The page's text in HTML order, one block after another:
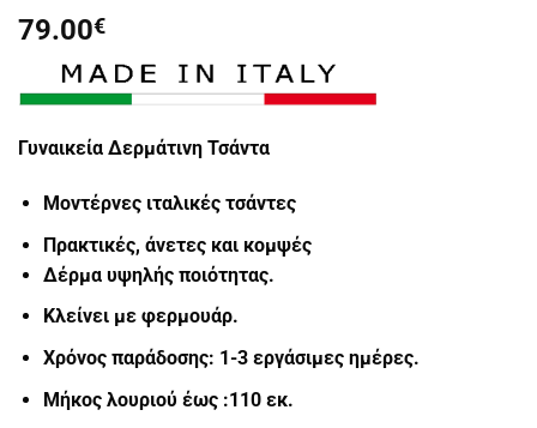
79.00€
Γυναικεία Δερμάτινη Τσάντα
Μοντέρνες ιταλικές τσάντες
Πρακτικές, άνετες και κομψές
Δέρμα υψηλής ποιότητας.
Κλείνει με φερμουάρ.
Χρόνος παράδοσης: 1-3 εργάσιμες ημέρες.
Μήκος λουριού έως :110 εκ.